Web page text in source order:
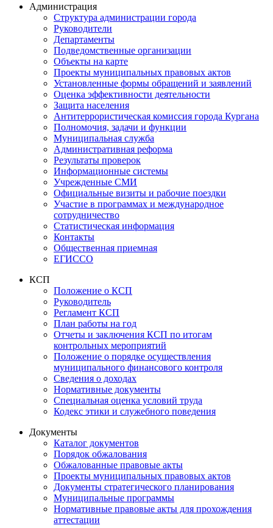
Администрация
Структура администрации города
Руководители
Департаменты
Подведомственные организации
Объекты на карте
Проекты муниципальных правовых актов
Установленные формы обращений и заявлений
Оценка эффективности деятельности
Защита населения
Антитеррористическая комиссия города Кургана
Полномочия, задачи и функции
Муниципальная служба
Административная реформа
Результаты проверок
Информационные системы
Учрежденные СМИ
Официальные визиты и рабочие поездки
Участие в программах и международное
сотрудничество
Статистическая информация
Контакты
Общественная приемная
ЕГИССО
КСП
Положение о КСП
Руководитель
Регламент КСП
План работы на год
Отчеты и заключения КСП по итогам
контрольных мероприятий
Положение о порядке осуществления
муниципального финансового контроля
Сведения о доходах
Нормативные документы
Специальная оценка условий труда
Кодекс этики и служебного поведения
Документы
Каталог документов
Порядок обжалования
Обжалованные правовые акты
Проекты муниципальных правовых актов
Документы стратегического планирования
Муниципальные программы
Нормативные правовые акты для прохождения
аттестации